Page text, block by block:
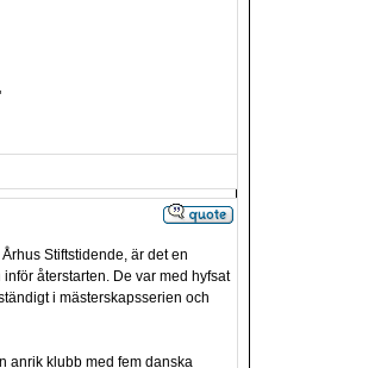
Stiftstidende, är det en
återstarten. De var med hyfsat
i mästerskapsserien och
anrik klubb med fem danska